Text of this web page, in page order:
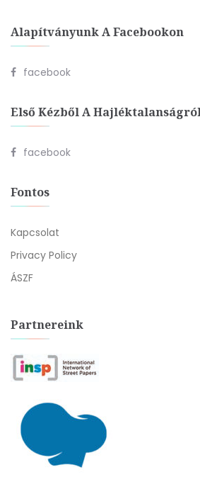
Alapítványunk A Facebookon
facebook
Első Kézből A
facebook
Fontos
Kapcsolat
Privacy Policy
ÁSZF
Partnereink